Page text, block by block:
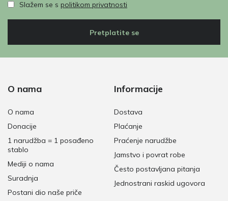
Slažem se s politikom privatnosti
Pretplatite se
O nama
O nama
Donacije
1 narudžba = 1 posađeno
stablo
Mediji o nama
Suradnja
Postani dio naše priče
Informacije
Dostava
Plaćanje
Praćenje narudžbe
Jamstvo i povrat robe
Često postavljana pitanja
Jednostrani raskid ugovora